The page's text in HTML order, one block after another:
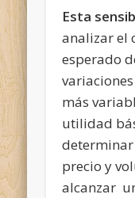
Esta
analizar el
esperado
más
utilidad
precio y
alcanzar